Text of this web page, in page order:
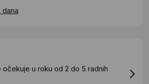
dana
u roku od 2 do 5 radnih